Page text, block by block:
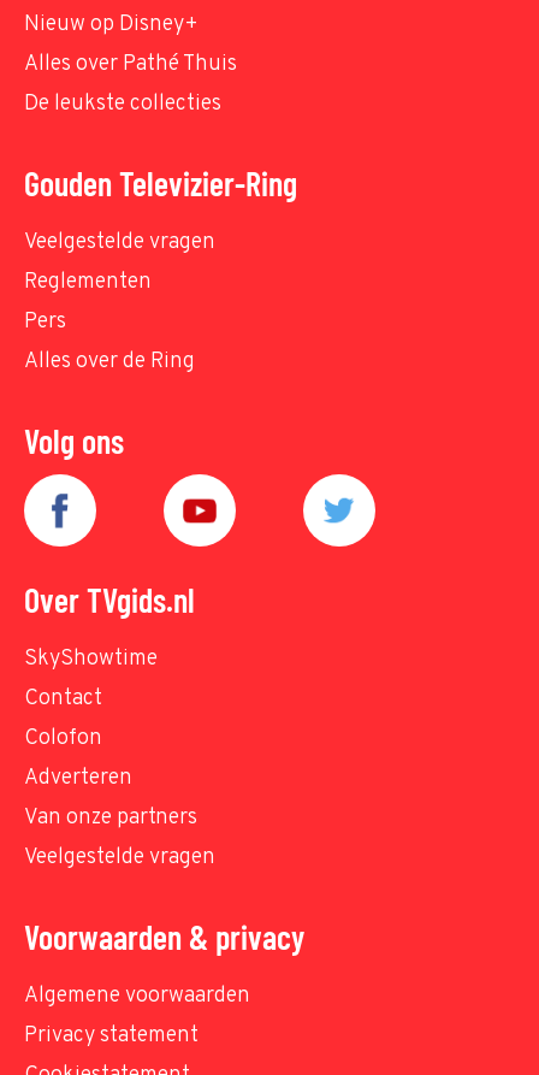
Nieuw op Disney+
Alles over Pathé Thuis
De leukste collecties
Gouden Televizier-Ring
Veelgestelde vragen
Reglementen
Pers
Alles over de Ring
Volg ons
Over TVgids.nl
SkyShowtime
Contact
Colofon
Adverteren
Van onze partners
Veelgestelde vragen
Voorwaarden & privacy
Algemene voorwaarden
Privacy statement